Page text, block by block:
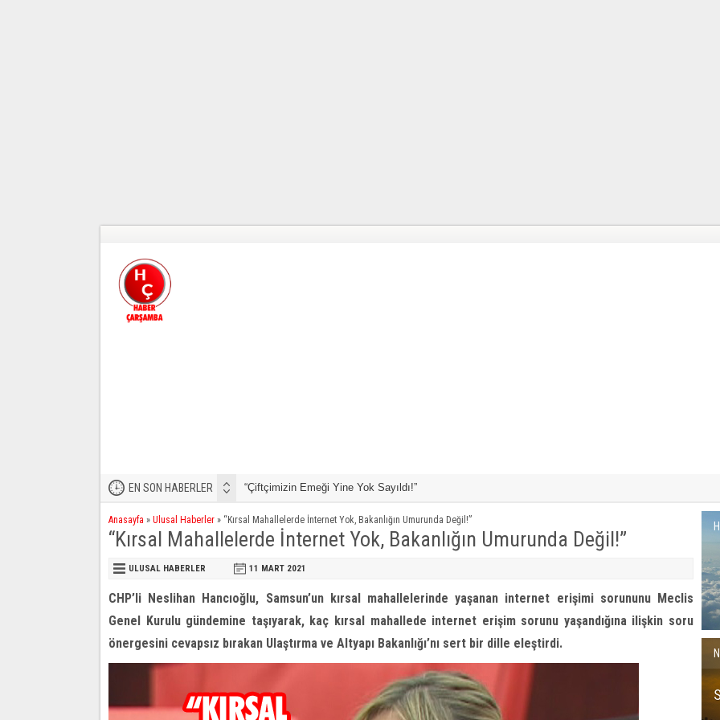
EN SON HABERLER “Çiftçimizin Emeği Yine Yok Sayıldı!”
Büyükşehir İle Yaz Mevsimi Sporla İç İçe
Anasayfa » Ulusal Haberler » “Kırsal Mahallelerde İnternet Yok, Bakanlığın Umurunda Değil!”
“Kırsal Mahallelerde İnternet Yok, Bakanlığın Umurunda Değil!”
ULUSAL HABERLER 11 MART 2021
CHP’li Neslihan Hancıoğlu, Samsun’un kırsal mahallelerinde yaşanan internet erişimi sorununu Meclis
Genel Kurulu gündemine taşıyarak, kaç kırsal mahallede internet erişim sorunu yaşandığına ilişkin soru
önergesini cevapsız bırakan Ulaştırma ve Altyapı Bakanlığı’nı sert bir dille eleştirdi.